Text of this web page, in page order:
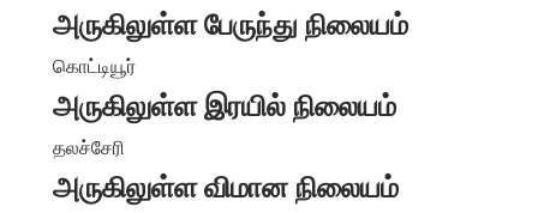
அருகிலுள்ள பேருந்து நிலையம்
கொட்டியூர்
அருகிலுள்ள இரயில் நிலையம்
தலச்சேரி
அருகிலுள்ள விமான நிலையம்